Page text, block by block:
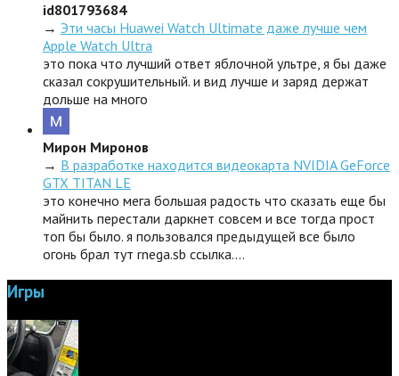
id801793684
→ Эти часы Huawei Watch Ultimate даже лучше чем
Apple Watch Ultra
это пока что лучший ответ яблочной ультре, я бы даже
сказал сокрушительный. и вид лучше и заряд держат
дольше на много
Мирон Миронов
→ В разработке находится видеокарта NVIDIA GeForce
GTX TITAN LE
это конечно мега большая радость что сказать еще бы
майнить перестали даркнет совсем и все тогда прост
топ бы было. я пользовался предыдущей все было
огонь брал тут rnega.sb ссылка.…
Игры